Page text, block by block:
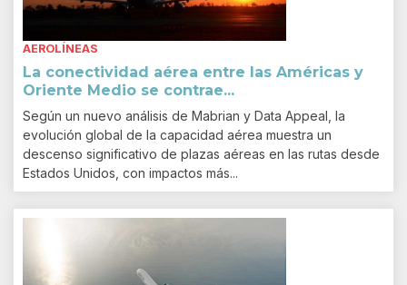
AEROLÍNEAS
La conectividad aérea entre las Américas y
Oriente Medio se contrae...
Según un nuevo análisis de Mabrian y Data Appeal, la
evolución global de la capacidad aérea muestra un
descenso significativo de plazas aéreas en las rutas desde
Estados Unidos, con impactos más...